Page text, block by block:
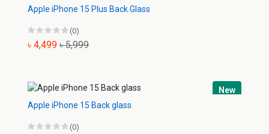
Apple iPhone 15 Plus Back Glass
(0)
৳ 4,499 ৳ 5,999
New
Apple iPhone 15 Back glass
(0)